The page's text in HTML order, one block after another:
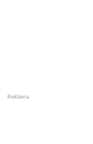
Reklama